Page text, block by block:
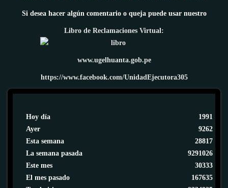
Si desea hacer algún comentario o queja puede usar nuestro
Libro de Reclamaciones Virtual:
www.ugelhuanta.gob.pe
https://www.facebook.com/UnidadEjecutora305
Hoy día
Ayer
Esta semana
La semana pasada
Este mes
El mes pasado
1991
9262
28817
9291026
30333
167635